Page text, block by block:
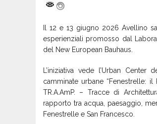
Il 12 e 13 giugno 2026 Avellino
esperienziali promosso dal
del New European Bauhaus.
L’iniziativa vede l’Urban
camminate urbane “Fenestrelle:
TR.A.AmP. – Tracce di
rapporto tra acqua, paesaggio,
Fenestrelle e San Francesco.